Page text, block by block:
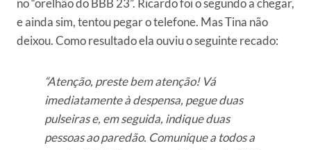
no “orelhão do BBB 23”. Ricardo foi o segundo a chegar,
e ainda sim, tentou pegar o telefone. Mas Tina não
deixou. Como resultado ela ouviu o seguinte recado:
“Atenção, preste bem atenção! Vá
imediatamente à despensa, pegue duas
pulseiras e, em seguida, indique duas
pessoas ao paredão. Comunique a todos a